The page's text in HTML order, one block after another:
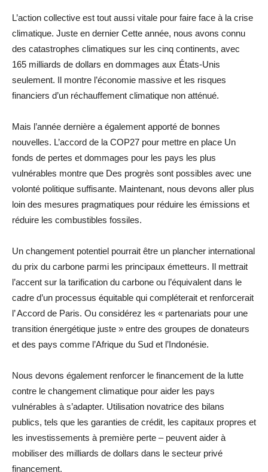
L’action collective est tout aussi vitale pour faire face à la crise
climatique. Juste en dernier Cette année, nous avons connu
des catastrophes climatiques sur les cinq continents, avec
165 milliards de dollars en dommages aux États-Unis
seulement. Il montre l’économie massive et les risques
financiers d’un réchauffement climatique non atténué.
Mais l’année dernière a également apporté de bonnes
nouvelles. L’accord de la COP27 pour mettre en place Un
fonds de pertes et dommages pour les pays les plus
vulnérables montre que Des progrès sont possibles avec une
volonté politique suffisante. Maintenant, nous devons aller plus
loin des mesures pragmatiques pour réduire les émissions et
réduire les combustibles fossiles.
Un changement potentiel pourrait être un plancher international
du prix du carbone parmi les principaux émetteurs. Il mettrait
l’accent sur la tarification du carbone ou l’équivalent dans le
cadre d’un processus équitable qui compléterait et renforcerait
l’ Accord de Paris. Ou considérez les « partenariats pour une
transition énergétique juste » entre des groupes de donateurs
et des pays comme l’Afrique du Sud et l’Indonésie.
Nous devons également renforcer le financement de la lutte
contre le changement climatique pour aider les pays
vulnérables à s’adapter. Utilisation novatrice des bilans
publics, tels que les garanties de crédit, les capitaux propres et
les investissements à première perte – peuvent aider à
mobiliser des milliards de dollars dans le secteur privé
financement.